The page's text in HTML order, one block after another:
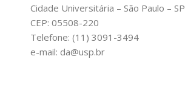
Cidade Universitária – São Paulo – SP
CEP: 05508-220
Telefone: (11) 3091-3494
e-mail: da@usp.br